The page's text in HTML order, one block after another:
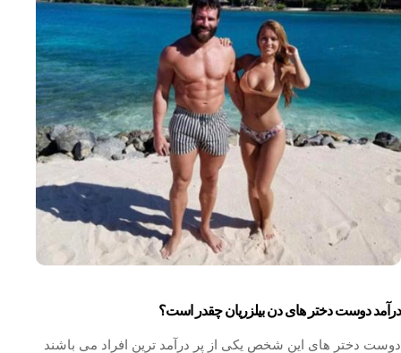
درآمد دوست دختر های دن بیلزریان چقدر است؟
دوست دختر های این شخص یکی از پر درآمد ترین افراد می باشند